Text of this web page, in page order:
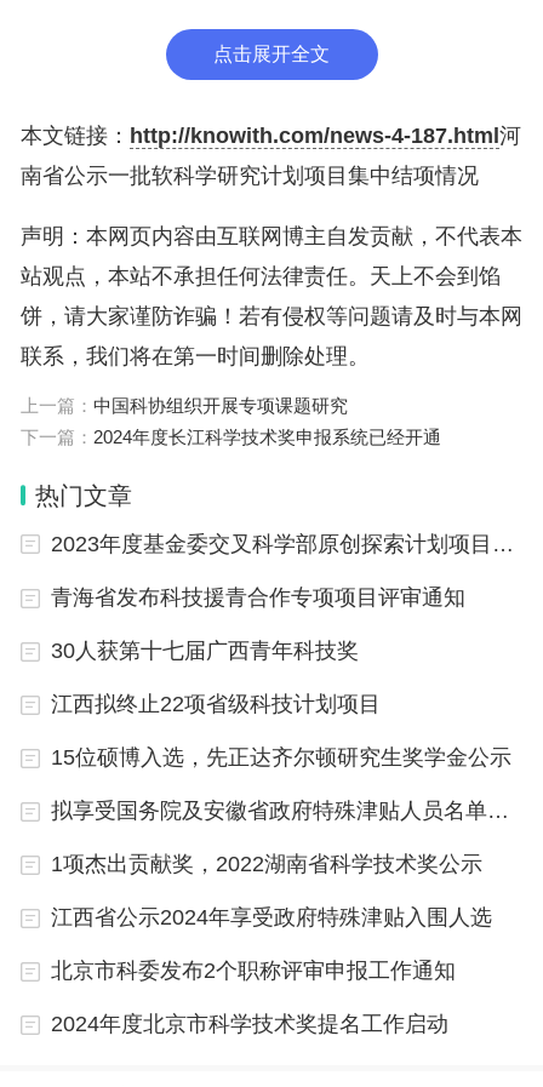
点击展开全文
本文链接： http://knowith.com/news-4-187.html 河
南省公示一批软科学研究计划项目集中结项情况
声明：本网页内容由互联网博主自发贡献，不代表本
站观点，本站不承担任何法律责任。天上不会到馅
饼，请大家谨防诈骗！若有侵权等问题请及时与本网
联系，我们将在第一时间删除处理。
上一篇： 中国科协组织开展专项课题研究
下一篇： 2024年度长江科学技术奖申报系统已经开通
热门文章
2023年度基金委交叉科学部原创探索计划项目立项清单公布
青海省发布科技援青合作专项项目评审通知
30人获第十七届广西青年科技奖
江西拟终止22项省级科技计划项目
15位硕博入选，先正达齐尔顿研究生奖学金公示
拟享受国务院及安徽省政府特殊津贴人员名单公示
1项杰出贡献奖，2022湖南省科学技术奖公示
江西省公示2024年享受政府特殊津贴入围人选
北京市科委发布2个职称评审申报工作通知
2024年度北京市科学技术奖提名工作启动